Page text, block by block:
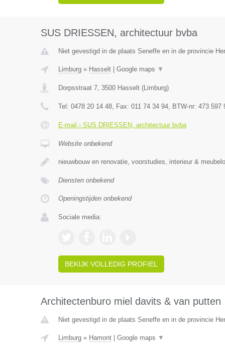
SUS DRIESSEN, architectuur bvba
Niet gevestigd in de plaats Seneffe en in de provincie
Limburg» Hasselt| Google maps ▼
Dorpsstraat 7, 3500 Hasselt(Limburg)
Tel: 0478 20 14 48, Fax: 011 74 34 94, BTW-nr: 473 597
E-mail › SUS DRIESSEN, architectuur bvba
Website onbekend
nieuwbouw en renovatie, voorstudies, interieur &
Diensten onbekend
Openingstijden onbekend
Sociale media:
BEKIJK VOLLEDIG PROFIEL
Architectenburo miel davits & van putten
Niet gevestigd in de plaats Seneffe en in de provincie
Limburg» Hamont| Google maps ▼